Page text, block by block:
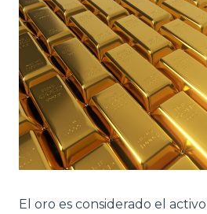
El oro es considerado el